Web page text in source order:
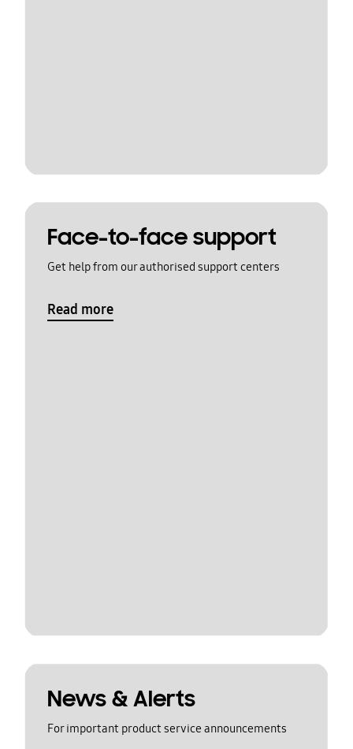
Face-to-face support
Get help from our authorised support centers
Read more
News & Alerts
For important product service announcements